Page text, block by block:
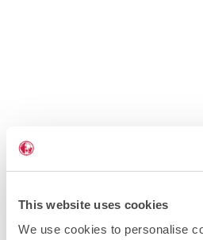
This website uses cookies
We use cookies to personalise